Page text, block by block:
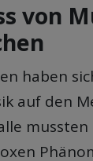
von
haben
auf den